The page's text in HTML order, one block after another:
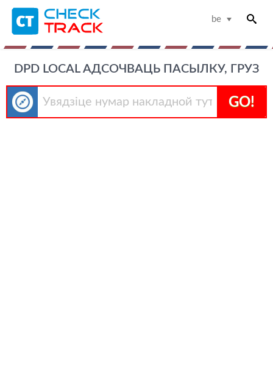
be
DPD LOCAL АДСОЧВАЦЬ ПАСЫЛКУ, ГРУЗ
GO!